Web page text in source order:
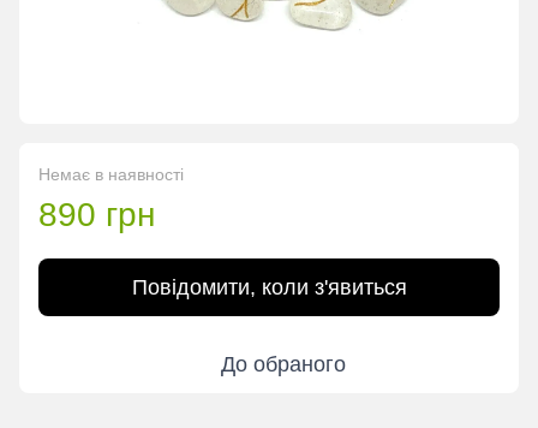
Немає в наявності
890 грн
Повідомити, коли з'явиться
До обраного